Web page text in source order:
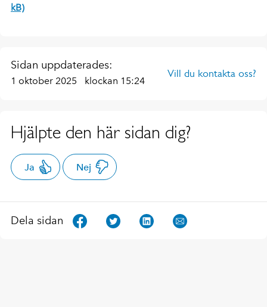
kB)
Sidan uppdaterades:
1 oktober 2025 klockan 15:24
Vill du kontakta oss?
Hjälpte den här sidan dig?
Ja Nej
Dela sidan